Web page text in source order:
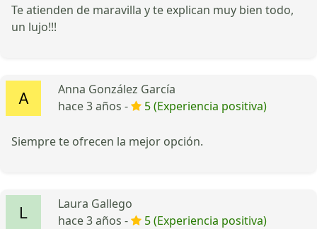
Te atienden de maravilla y te explican muy bien todo,
un lujo!!!
Anna González García
hace 3 años -
5 (Experiencia positiva)
Siempre te ofrecen la mejor opción.
Laura Gallego
hace 3 años -
5 (Experiencia positiva)